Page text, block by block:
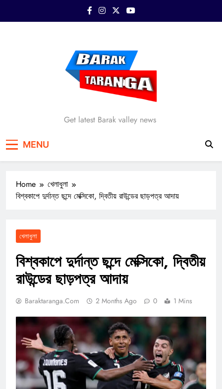
Barak Taranga
Get latest Barak valley news
MENU
Home
খেলাধুলা
বিশ্বকাপে দুর্দান্ত ছন্দে মেক্সিকো, দ্বিতীয় রাউন্ডের ছাড়পত্র আদায়
খেলাধুলা
বিশ্বকাপে দুর্দান্ত ছন্দে মেক্সিকো, দ্বিতীয়
রাউন্ডের ছাড়পত্র আদায়
Baraktaranga.com 2 Months Ago 0 1 Mins